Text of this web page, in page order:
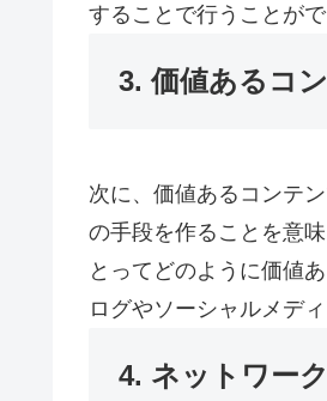
することで行うことがで
3. 価値あるコ
次に、価値あるコンテ
の手段を作ることを意
とってどのように価値
ログやソーシャルメデ
4. ネットワー